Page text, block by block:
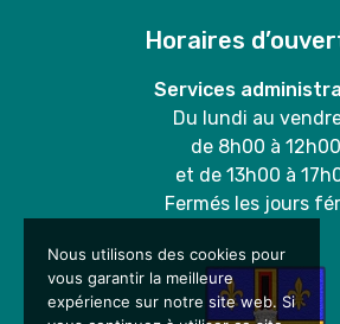
Horaires
Services
Du lundi au
de 8h00 à 12h00
et de 13h00 à
Fermés les jours
Nous utilisons des cookies pour
vous garantir la meilleure
expérience sur notre site web. Si